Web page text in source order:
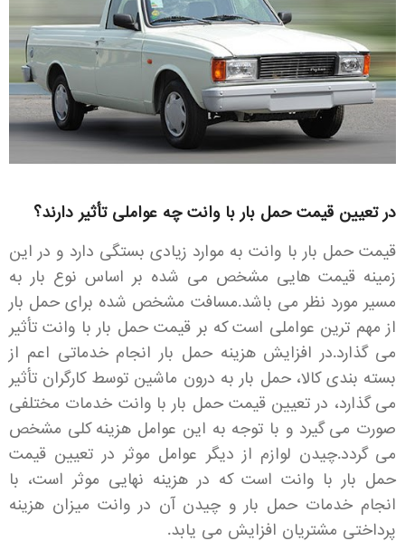
در تعیین قیمت حمل بار با وانت چه عواملی تأثیر دارند؟
قیمت حمل بار با وانت به موارد زیادی بستگی دارد و در این
زمینه قیمت هایی مشخص می شده بر اساس نوع بار به
مسیر مورد نظر می باشد.مسافت مشخص شده برای حمل بار
از مهم ترین عواملی است که بر قیمت حمل بار با وانت تأثیر
می گذارد.در افزایش هزینه حمل بار انجام خدماتی اعم از
بسته بندی کالا، حمل بار به درون ماشین توسط کارگران تأثیر
می گذارد، در تعیین قیمت حمل بار با وانت خدمات مختلفی
صورت می گیرد و با توجه به این عوامل هزینه کلی مشخص
می گردد.چیدن لوازم از دیگر عوامل موثر در تعیین قیمت
حمل بار با وانت است که در هزینه نهایی موثر است، با
انجام خدمات حمل بار و چیدن آن در وانت میزان هزینه
پرداختی مشتریان افزایش می یابد.